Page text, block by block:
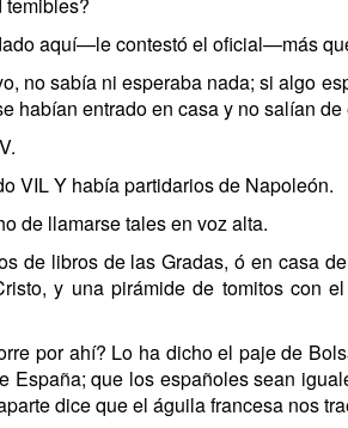
aquí—le contestó el oficial—más
no sabía ni esperaba nada; si algo
habían entrado en casa y no salían de
VIL Y había partidarios de Napoleón.
de llamarse tales en voz alta.
de libros de las Gradas, ó en casa
y una pirámide de tomitos con
por ahí? Lo ha dicho el paje de
España; que los españoles sean
dice que el águila francesa nos